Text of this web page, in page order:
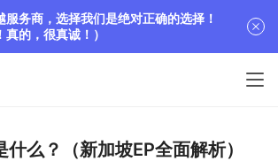
什么？（新加坡EP全面解析）
服务商，选择我们是绝对正确的选择！
真的，很真诚！）